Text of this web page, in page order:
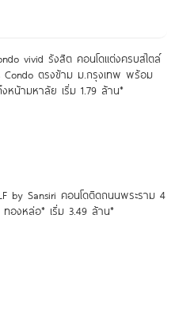
vivid รังสิต คอนโดแต่งครบสไตล์
Condo ตรงข้าม ม.กรุงเทพ พร้อม
หน้ามหาลัย เริ่ม 1.79 ล้าน*
by Sansiri คอนโดติดถนนพระราม 4
ทองหล่อ* เริ่ม 3.49 ล้าน*